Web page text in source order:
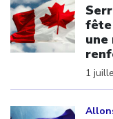
fête
1